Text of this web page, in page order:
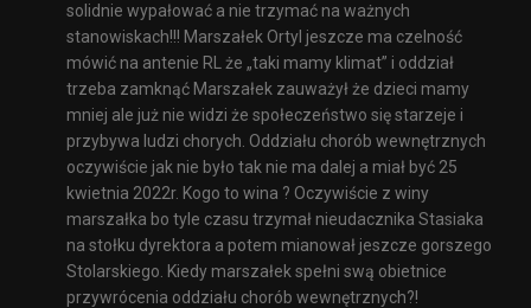
solidnie wypałować a nie trzymać na ważnych
stanowiskach!!! Marszałek Ortyl jeszcze ma czelność
mówić na antenie RL że „taki mamy klimat” i oddział
trzeba zamknąć Marszałek zauważył że dzieci mamy
mniej ale już nie widzi że społeczeństwo się starzeje i
przybywa ludzi chorych. Oddziału chorób wewnętrznych
oczywiście jak nie było tak nie ma dalej a miał być 25
kwietnia 2022r. Kogo to wina ? Oczywiście z winy
marszałka bo tyle czasu trzymał nieudacznika Stasiaka
na stołku dyrektora a potem mianował jeszcze gorszego
Stolarskiego. Kiedy marszałek spełni swą obietnice
przywrócenia oddziału chorób wewnętrznych?!